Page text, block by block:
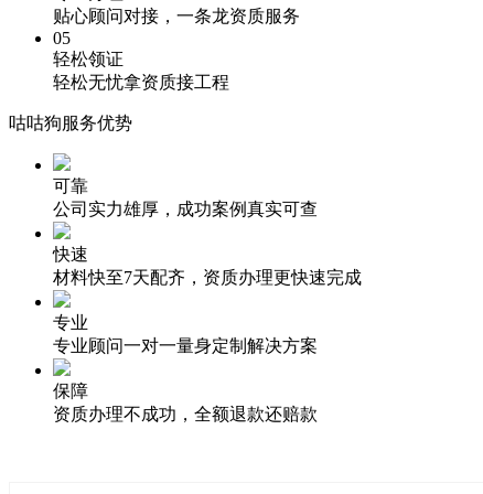
贴心顾问对接，一条龙资质服务
05
轻松领证
轻松无忧拿资质接工程
咕咕狗服务优势
可靠
公司实力雄厚，成功案例真实可查
快速
材料快至7天配齐，资质办理更快速完成
专业
专业顾问一对一量身定制解决方案
保障
资质办理不成功，全额退款还赔款